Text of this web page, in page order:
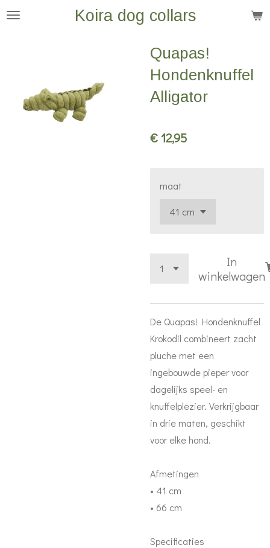
Ga
Koira dog collars
Quapas!
Hondenknuffel
Alligator
€ 12,95
maat
In
winkelwagen
De Quapas! Hondenknuffel
Krokodil combineert zacht
pluche met een
ingebouwde pieper voor
dagelijks speel- en
knuffelplezier. Verkrijgbaar
in drie maten, geschikt
voor elke hond.
Afmetingen
• 41 cm
• 66 cm
Specificaties